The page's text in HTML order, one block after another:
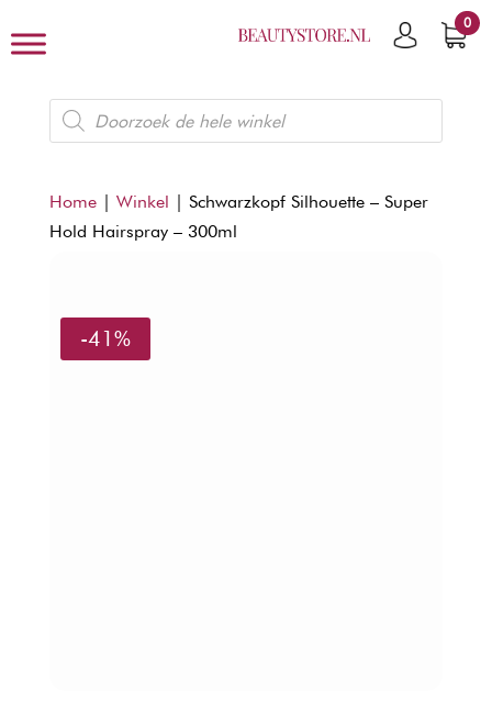
0
Producten
zoeken
Home| Winkel | Schwarzkopf Silhouette – Super
Hold Hairspray – 300ml
-41%